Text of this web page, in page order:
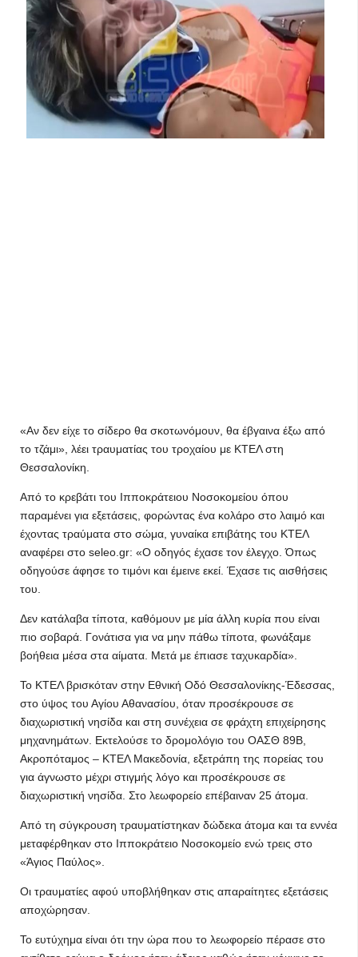
«Αν δεν είχε το σίδερο θα σκοτωνόμουν, θα έβγαινα έξω από
το τζάμι», λέει τραυματίας του τροχαίου με ΚΤΕΛ στη
Θεσσαλονίκη.
Από το κρεβάτι του Ιπποκράτειου Νοσοκομείου όπου
παραμένει για εξετάσεις, φορώντας ένα κολάρο στο λαιμό και
έχοντας τραύματα στο σώμα, γυναίκα επιβάτης του ΚΤΕΛ
αναφέρει στο seleo.gr: «Ο οδηγός έχασε τον έλεγχο. Όπως
οδηγούσε άφησε το τιμόνι και έμεινε εκεί. Έχασε τις αισθήσεις
του.
Δεν κατάλαβα τίποτα, καθόμουν με μία άλλη κυρία που είναι
πιο σοβαρά. Γονάτισα για να μην πάθω τίποτα, φωνάξαμε
βοήθεια μέσα στα αίματα. Μετά με έπιασε ταχυκαρδία».
Το ΚΤΕΛ βρισκόταν στην Εθνική Οδό Θεσσαλονίκης-Έδεσσας,
στο ύψος του Αγίου Αθανασίου, όταν προσέκρουσε σε
διαχωριστική νησίδα και στη συνέχεια σε φράχτη επιχείρησης
μηχανημάτων. Εκτελούσε το δρομολόγιο του ΟΑΣΘ 89Β,
Ακροπόταμος – ΚΤΕΛ Μακεδονία, εξετράπη της πορείας του
για άγνωστο μέχρι στιγμής λόγο και προσέκρουσε σε
διαχωριστική νησίδα. Στο λεωφορείο επέβαιναν 25 άτομα.
Από τη σύγκρουση τραυματίστηκαν δώδεκα άτομα και τα εννέα
μεταφέρθηκαν στο Ιπποκράτειο Νοσοκομείο ενώ τρεις στο
«Άγιος Παύλος».
Οι τραυματίες αφού υποβλήθηκαν στις απαραίτητες εξετάσεις
αποχώρησαν.
Το ευτύχημα είναι ότι την ώρα που το λεωφορείο πέρασε στο